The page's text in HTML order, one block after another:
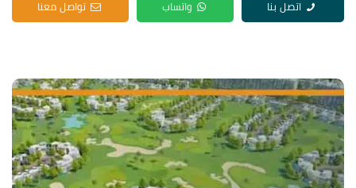
اتصل بنا واتساب تواصل معنا